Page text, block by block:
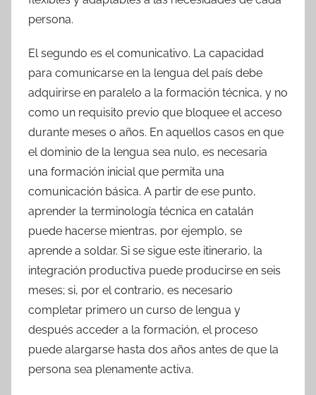
persona.
El segundo es el comunicativo. La capacidad
para comunicarse en la lengua del país debe
adquirirse en paralelo a la formación técnica, y no
como un requisito previo que bloquee el acceso
durante meses o años. En aquellos casos en que
el dominio de la lengua sea nulo, es necesaria
una formación inicial que permita una
comunicación básica. A partir de ese punto,
aprender la terminología técnica en catalán
puede hacerse mientras, por ejemplo, se
aprende a soldar. Si se sigue este itinerario, la
integración productiva puede producirse en seis
meses; si, por el contrario, es necesario
completar primero un curso de lengua y
después acceder a la formación, el proceso
puede alargarse hasta dos años antes de que la
persona sea plenamente activa.